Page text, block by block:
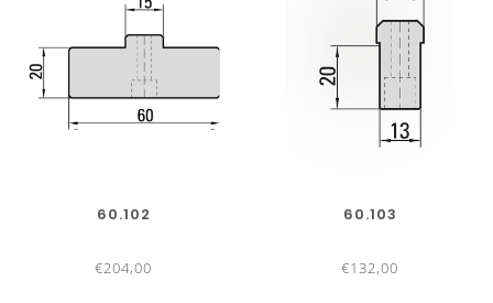
60.102
€204,00
60.103
€132,00